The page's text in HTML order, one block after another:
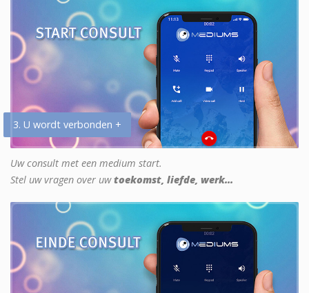
3. U wordt verbonden +
Uw consult met een medium start.
Stel uw vragen over uwtoekomst, liefde, werk...